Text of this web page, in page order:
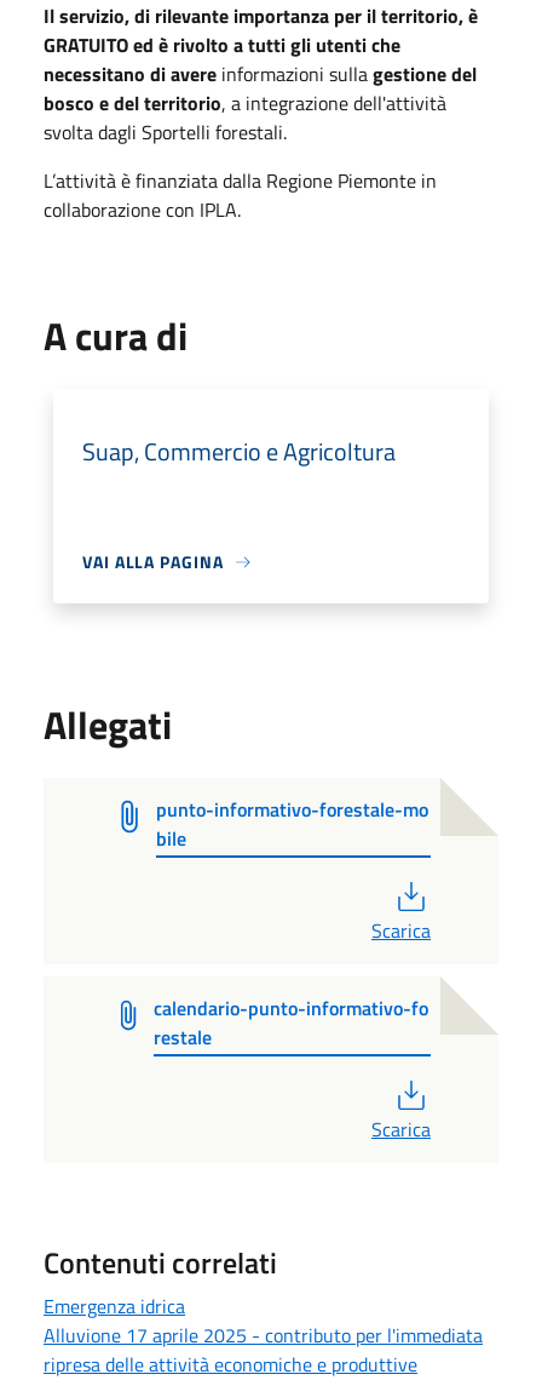
Il servizio, di rilevante importanza per il territorio, è
GRATUITO ed è rivolto a tutti gli utenti che
necessitano di avere informazioni sullagestione del
bosco e del territorio, a integrazione dell'attività
svolta dagli Sportelli forestali.
L’attività è finanziata dalla Regione Piemonte in
collaborazione con IPLA.
A cura di
Suap, Commercio e Agricoltura
VAI ALLA PAGINA
Allegati
punto-informativo-forestale-mo
bile
Scarica
calendario-punto-informativo-fo
restale
Scarica
Contenuti correlati
Emergenza idrica
Alluvione 17 aprile 2025 - contributo per l'immediata
ripresa delle attività economiche e produttive